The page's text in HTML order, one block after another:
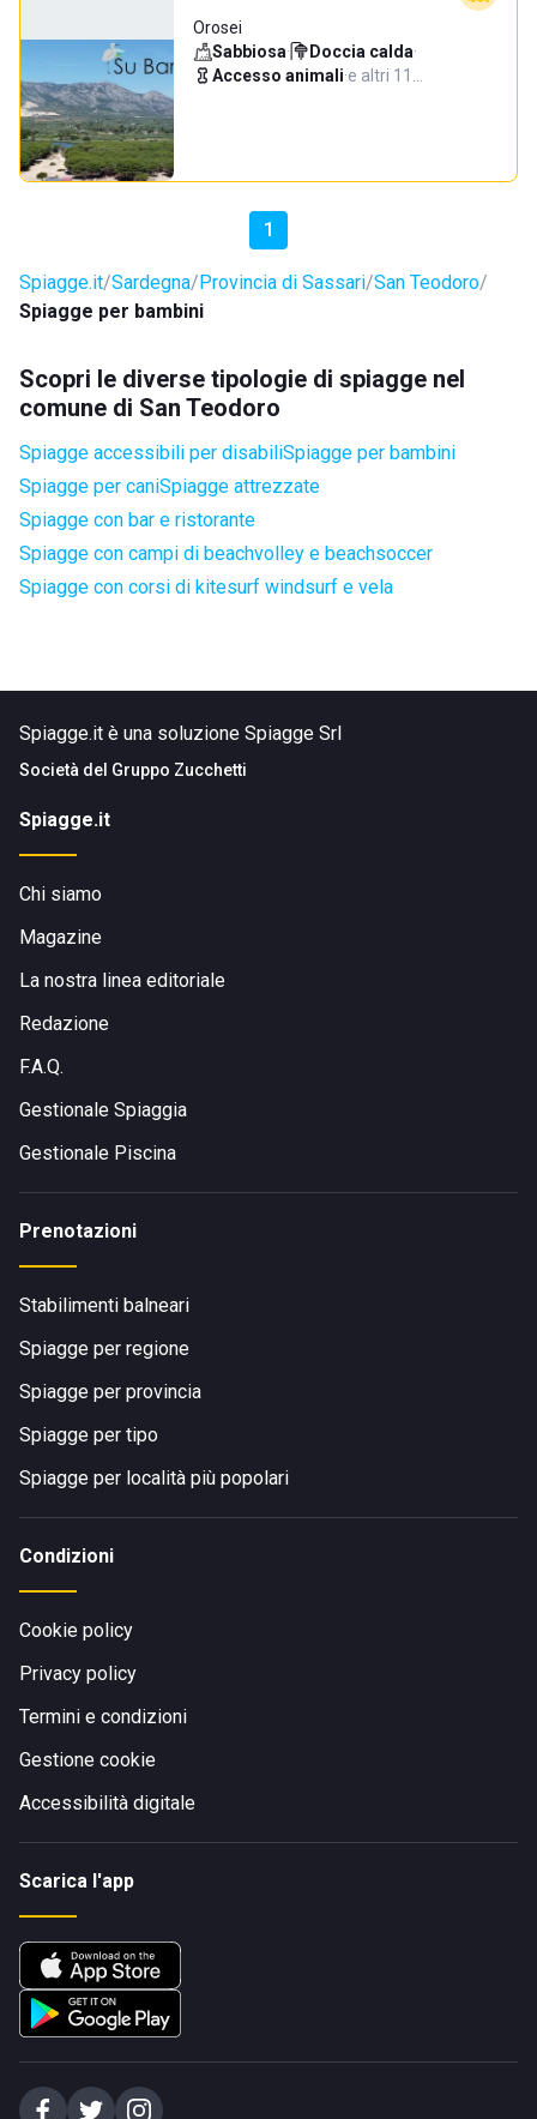
Orosei
Sabbiosa· Doccia calda·
Accesso animali·e altri 11…
1
Spiagge.it Sardegna Provincia di Sassari San Teodoro
Spiagge per bambini
Scopri le diverse tipologie di spiagge nel
comune di San Teodoro
Spiagge accessibili per disabiliSpiagge per bambini
Spiagge per caniSpiagge attrezzate
Spiagge con bar e ristorante
Spiagge con campi di beachvolley e beachsoccer
Spiagge con corsi di kitesurf windsurf e vela
Spiagge.it è una soluzione Spiagge Srl
Società del Gruppo Zucchetti
Spiagge.it
Chi siamo
Magazine
La nostra linea editoriale
Redazione
F.A.Q.
Gestionale Spiaggia
Gestionale Piscina
Prenotazioni
Stabilimenti balneari
Spiagge per regione
Spiagge per provincia
Spiagge per tipo
Spiagge per località più popolari
Condizioni
Cookie policy
Privacy policy
Termini e condizioni
Gestione cookie
Accessibilità digitale
Scarica l'app